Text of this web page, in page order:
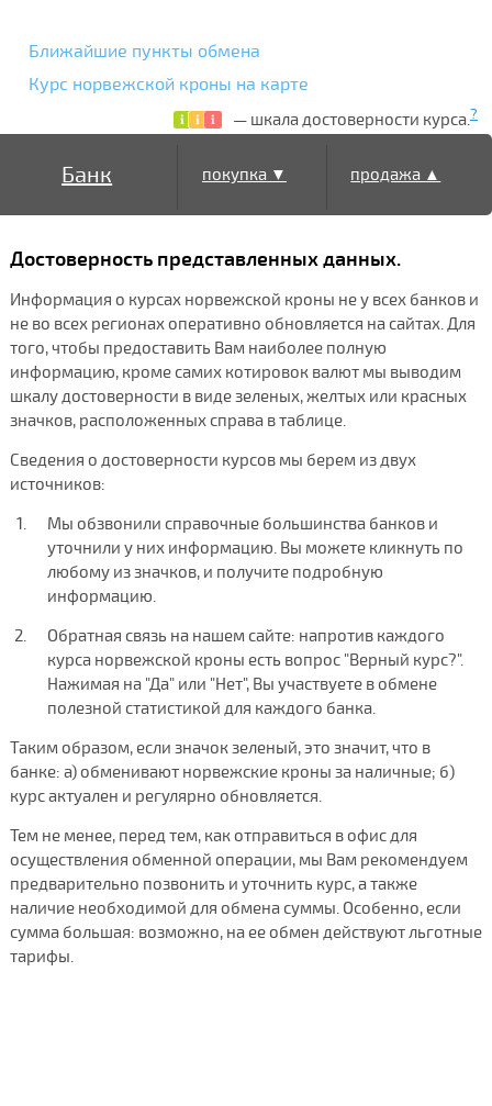
Ближайшие пункты обмена
Курс норвежской кроны на карте
— шкала достоверности курса.?
Банк покупка ▼ продажа ▲
Достоверность представленных данных.
Информация о курсах норвежской кроны не у всех банков и
не во всех регионах оперативно обновляется на сайтах. Для
того, чтобы предоставить Вам наиболее полную
информацию, кроме самих котировок валют мы выводим
шкалу достоверности в виде зеленых, желтых или красных
значков, расположенных справа в таблице.
Сведения о достоверности курсов мы берем из двух
источников:
Мы обзвонили справочные большинства банков и
уточнили у них информацию. Вы можете кликнуть по
любому из значков, и получите подробную
информацию.
Обратная связь на нашем сайте: напротив каждого
курса норвежской кроны есть вопрос "Верный курс?".
Нажимая на "Да" или "Нет", Вы участвуете в обмене
полезной статистикой для каждого банка.
Таким образом, если значок зеленый, это значит, что в
банке: а) обменивают норвежские кроны за наличные; б)
курс актуален и регулярно обновляется.
Тем не менее, перед тем, как отправиться в офис для
осуществления обменной операции, мы Вам рекомендуем
предварительно позвонить и уточнить курс, а также
наличие необходимой для обмена суммы. Особенно, если
сумма большая: возможно, на ее обмен действуют льготные
тарифы.